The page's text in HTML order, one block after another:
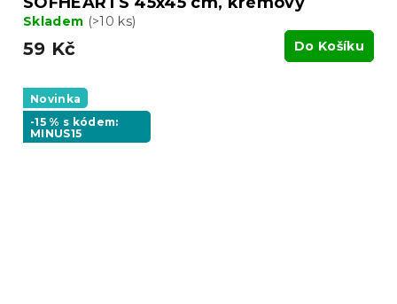
Skladem (>10 ks)
59 Kč Do Košíku
Novinka
-15 % s kódem:
MINUS15